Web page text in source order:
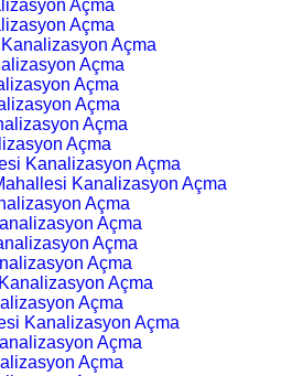
Açma
Açma
Kanalizasyon Açma
Açma
Açma
Açma
Açma
Açma
Kanalizasyon Açma
Kanalizasyon Açma
Açma
Açma
Açma
Açma
Açma
Açma
Kanalizasyon Açma
Açma
Açma